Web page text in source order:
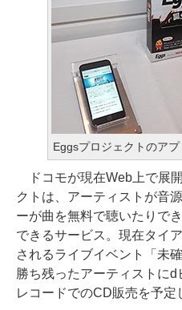
Eggsプロジェクトのア
ドコモが現在Web上で展
クトは、アーティストが音
ーが曲を無料で聴いたりで
できるサービス。現在タイ
されるライブイベント「未
勝ち残ったアーティストに
レコードでのCD販売を予定